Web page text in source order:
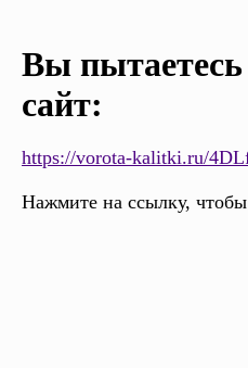
Вы пытаетесь
сайт:
https://vorota-kalitki.ru/
Нажмите на ссылку,